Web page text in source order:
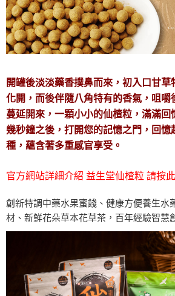
開罐後淡淡藥香撲鼻而來，初入口甘草
化開，而後伴隨八角特有的香氣，咀嚼
蔓延開來，一顆小小的仙楂粒，滿滿回
幾秒鐘之後，打開您的記憶之門，回憶
種，蘊含著多重感官享受。
官方網站詳細介紹 益生堂仙楂粒 請按此
創新特調中藥水果蜜餞、健康方便養生水
材、新鮮花朵草本花草茶，百年經驗智慧